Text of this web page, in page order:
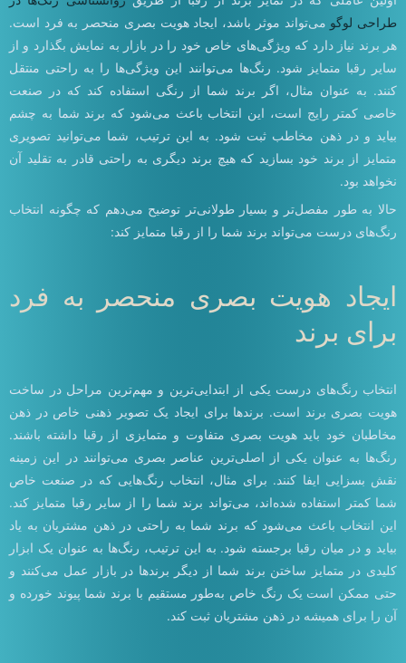
طراحی لوگو می‌تواند موثر باشد، ایجاد هویت بصری منحصر به فرد است.
هر برند نیاز دارد که ویژگی‌های خاص خود را در بازار به نمایش بگذارد و از
سایر رقبا متمایز شود. رنگ‌ها می‌توانند این ویژگی‌ها را به راحتی منتقل
کنند. به عنوان مثال، اگر برند شما از رنگی استفاده کند که در صنعت
خاصی کمتر رایج است، این انتخاب باعث می‌شود که برند شما به چشم
بیاید و در ذهن مخاطب ثبت شود. به این ترتیب، شما می‌توانید تصویری
متمایز از برند خود بسازید که هیچ برند دیگری به راحتی قادر به تقلید آن
نخواهد بود.
حالا به طور مفصل‌تر و بسیار طولانی‌تر توضیح می‌دهم که چگونه انتخاب
رنگ‌های درست می‌تواند برند شما را از رقبا متمایز کند:
ایجاد هویت بصری منحصر به فرد
برای برند
انتخاب رنگ‌های درست یکی از ابتدایی‌ترین و مهم‌ترین مراحل در ساخت
هویت بصری برند است. برندها برای ایجاد یک تصویر ذهنی خاص در ذهن
مخاطبان خود باید هویت بصری متفاوت و متمایزی از رقبا داشته باشند.
رنگ‌ها به عنوان یکی از اصلی‌ترین عناصر بصری می‌توانند در این زمینه
نقش بسزایی ایفا کنند. برای مثال، انتخاب رنگ‌هایی که در صنعت خاص
شما کمتر استفاده شده‌اند، می‌تواند برند شما را از سایر رقبا متمایز کند.
این انتخاب باعث می‌شود که برند شما به راحتی در ذهن مشتریان به یاد
بیاید و در میان رقبا برجسته شود. به این ترتیب، رنگ‌ها به عنوان یک ابزار
کلیدی در متمایز ساختن برند شما از دیگر برندها در بازار عمل می‌کنند و
حتی ممکن است یک رنگ خاص به‌طور مستقیم با برند شما پیوند خورده و
آن را برای همیشه در ذهن مشتریان ثبت کند.